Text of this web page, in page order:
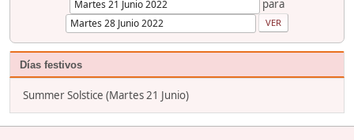
para
Días festivos
Summer Solstice (Martes 21 Junio)